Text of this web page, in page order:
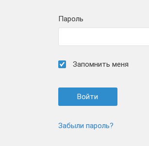
Пароль
Запомнить меня
Забыли пароль?